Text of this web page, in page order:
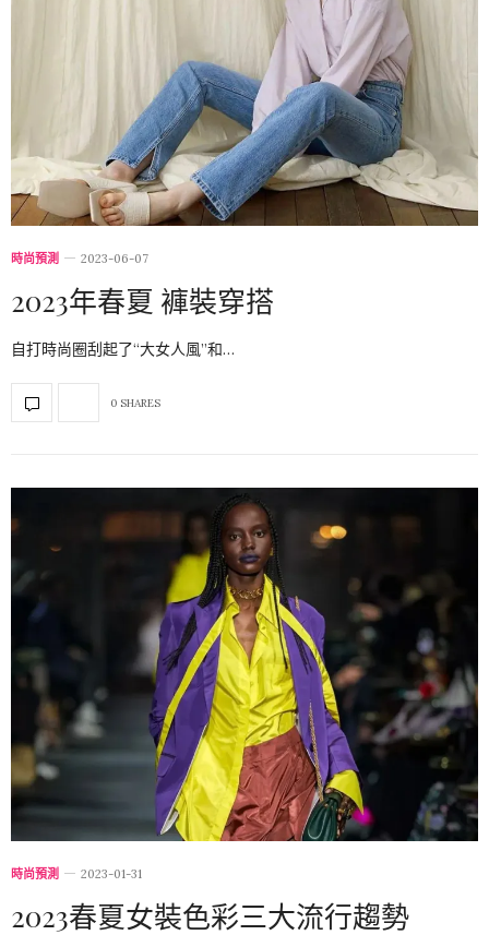
時尚預測 2023-06-07
2023年春夏 褲裝穿搭
自打時尚圈刮起了“大女人風”和…
0 SHARES
時尚預測 2023-01-31
2023春夏女裝色彩三大流行趨勢